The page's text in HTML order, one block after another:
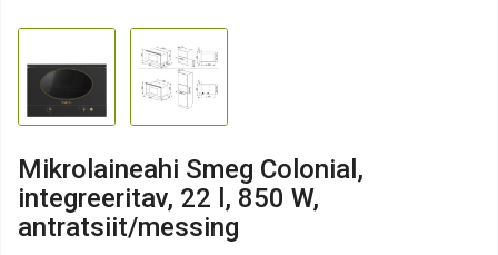
Mikrolaineahi Smeg Colonial,
integreeritav, 22 l, 850 W,
antratsiit/messing